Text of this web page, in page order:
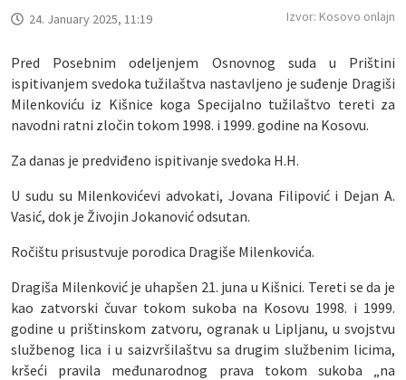
24. January 2025, 11:19 Izvor: Kosovo onlajn
Pred Posebnim odeljenjem Osnovnog suda u Prištini
ispitivanjem svedoka tužilaštva nastavljeno je suđenje Dragiši
Milenkoviću iz Kišnice koga Specijalno tužilaštvo tereti za
navodni ratni zločin tokom 1998. i 1999. godine na Kosovu.
Za danas je predviđeno ispitivanje svedoka H.H.
U sudu su Milenkovićevi advokati, Jovana Filipović i Dejan A.
Vasić, dok je Živojin Jokanović odsutan.
Ročištu prisustvuje porodica Dragiše Milenkovića.
Dragiša Milenković je uhapšen 21. juna u Kišnici. Tereti se da je
kao zatvorski čuvar tokom sukoba na Kosovu 1998. i 1999.
godine u prištinskom zatvoru, ogranak u Lipljanu, u svojstvu
službenog lica i u saizvršilaštvu sa drugim službenim licima,
kršeći pravila međunarodnog prava tokom sukoba „na